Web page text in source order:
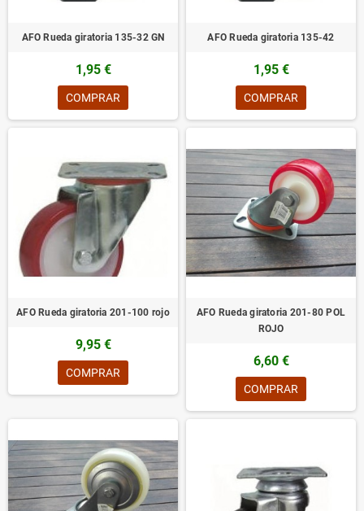
AFO Rueda giratoria 135-32 GN
1,95 €
COMPRAR
AFO Rueda giratoria 135-42
1,95 €
COMPRAR
AFO Rueda giratoria 201-100 rojo
9,95 €
COMPRAR
AFO Rueda giratoria 201-80 POL
ROJO
6,60 €
COMPRAR